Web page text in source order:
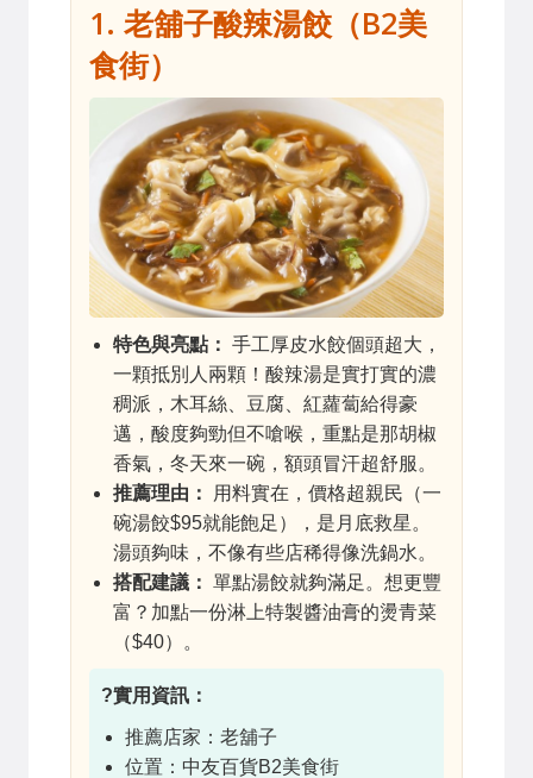
1. 老舖子酸辣湯餃（B2美
食街）
特色與亮點： 手工厚皮水餃個頭超大，
一顆抵別人兩顆！酸辣湯是實打實的濃
稠派，木耳絲、豆腐、紅蘿蔔給得豪
邁，酸度夠勁但不嗆喉，重點是那胡椒
香氣，冬天來一碗，額頭冒汗超舒服。
推薦理由：
用料實在，價格超親民（一
碗湯餃$95就能飽足），是月底救星。
湯頭夠味，不像有些店稀得像洗鍋水。
搭配建議： 單點湯餃就夠滿足。想更豐
富？加點一份淋上特製醬油膏的燙青菜
（$40）。
?實用資訊：
推薦店家：老舖子
位置：中友百貨B2美食街